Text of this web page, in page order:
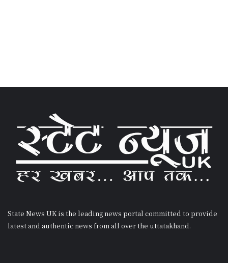
State News UK is the leading news portal committed to provide
latest and authentic news from all over the uttatakhand.